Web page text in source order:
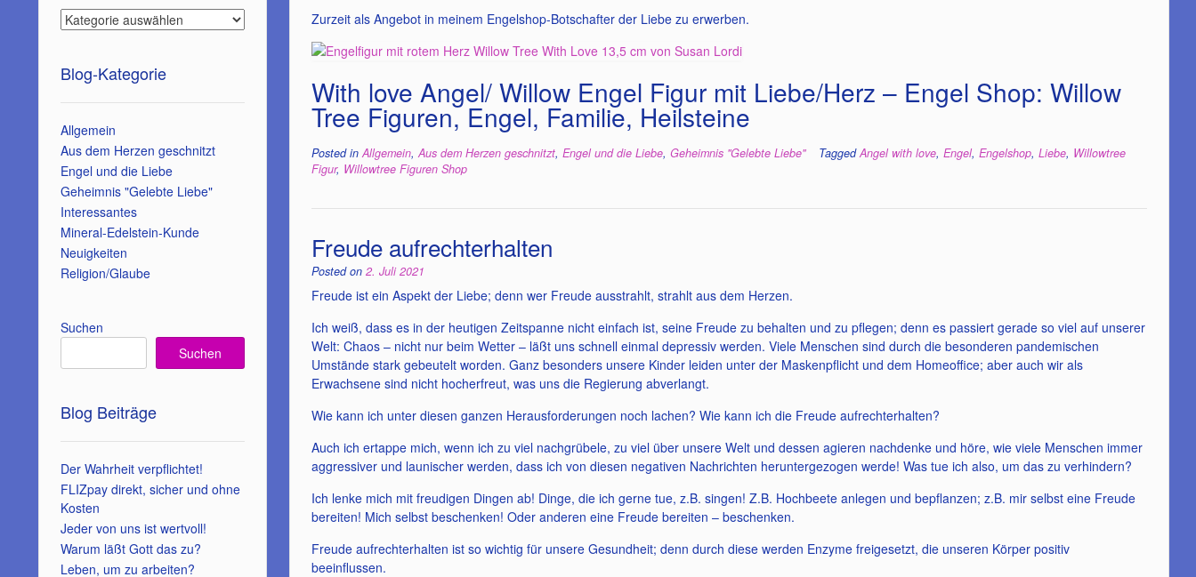
Zurzeit als Angebot in meinem Engelshop-Botschafter der Liebe zu erwerben.
With love Angel/ Willow Engel Figur mit Liebe/Herz – Engel Shop: Willow
Tree Figuren, Engel, Familie, Heilsteine
Posted inAllgemein,Aus dem Herzen geschnitzt,Engel und die Liebe,Geheimnis "Gelebte Liebe" TaggedAngel with love,Engel,Engelshop,Liebe, Willowtree
Figur, Willowtree Figuren Shop
Freude aufrechterhalten
Posted on2. Juli 2021
Freude ist ein Aspekt der Liebe; denn wer Freude ausstrahlt, strahlt aus dem Herzen.
Ich weiß, dass es in der heutigen Zeitspanne nicht einfach ist, seine Freude zu behalten und zu pflegen; denn es passiert gerade so viel auf unserer
Welt: Chaos – nicht nur beim Wetter – läßt uns schnell einmal depressiv werden. Viele Menschen sind durch die besonderen pandemischen
Umstände stark gebeutelt worden. Ganz besonders unsere Kinder leiden unter der Maskenpflicht und dem Homeoffice; aber auch wir als
Erwachsene sind nicht hocherfreut, was uns die Regierung abverlangt.
Wie kann ich unter diesen ganzen Herausforderungen noch lachen? Wie kann ich die Freude aufrechterhalten?
Auch ich ertappe mich, wenn ich zu viel nachgrübele, zu viel über unsere Welt und dessen agieren nachdenke und höre, wie viele Menschen immer
aggressiver und launischer werden, dass ich von diesen negativen Nachrichten heruntergezogen werde! Was tue ich also, um das zu verhindern?
Ich lenke mich mit freudigen Dingen ab! Dinge, die ich gerne tue, z.B. singen! Z.B. Hochbeete anlegen und bepflanzen; z.B. mir selbst eine Freude
bereiten! Mich selbst beschenken! Oder anderen eine Freude bereiten – beschenken.
Freude aufrechterhalten ist so wichtig für unsere Gesundheit; denn durch diese werden Enzyme freigesetzt, die unseren Körper positiv
beeinflussen.
Blog-Kategorie
Allgemein
Aus dem Herzen geschnitzt
Engel und die Liebe
Geheimnis "Gelebte Liebe"
Interessantes
Mineral-Edelstein-Kunde
Neuigkeiten
Religion/Glaube
Suchen
Suchen
Blog Beiträge
Der Wahrheit verpflichtet!
FLIZpay direkt, sicher und ohne
Kosten
Jeder von uns ist wertvoll!
Warum läßt Gott das zu?
Leben, um zu arbeiten?